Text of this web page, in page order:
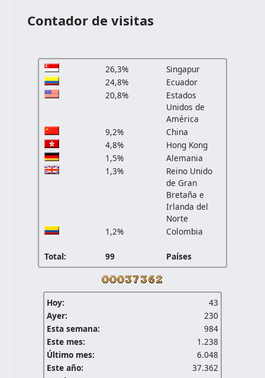
Contador de visitas
26,3%
Singapur
24,8%
Ecuador
20,8%
Estados
Unidos de
América
9,2%
China
4,8%
Hong Kong
1,5%
Alemania
1,3%
Reino Unido
de Gran
Bretaña e
Irlanda del
Norte
1,2%
Colombia
Total: 99 Países
Hoy:
43
Ayer:
230
Esta semana:
984
Este mes:
1.238
Último mes:
6.048
Este año:
37.362